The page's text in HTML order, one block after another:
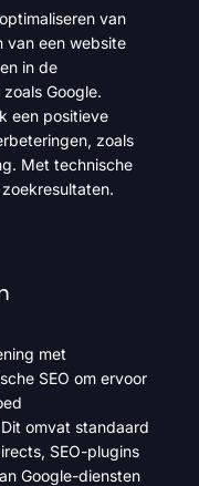
van
van een website
in de
Google.
een positieve
zoals
Met technische
met
SEO om ervoor
omvat standaard
SEO-plugins
Google-diensten